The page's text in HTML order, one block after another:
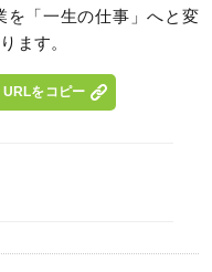
を「一生の仕事」へと変
ます。
URLをコピー